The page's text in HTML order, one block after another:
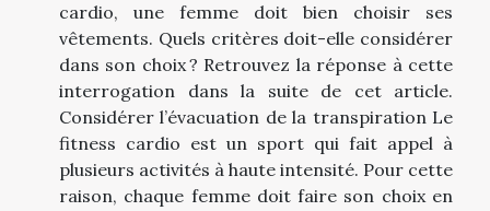
cardio, une femme doit bien choisir ses
vêtements. Quels critères doit-elle considérer
dans son choix ? Retrouvez la réponse à cette
interrogation dans la suite de cet article.
Considérer l’évacuation de la transpiration Le
fitness cardio est un sport qui fait appel à
plusieurs activités à haute intensité. Pour cette
raison, chaque femme doit faire son choix en